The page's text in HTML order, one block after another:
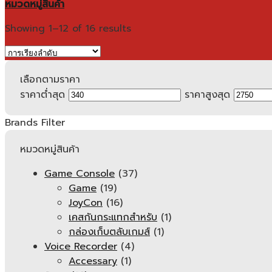
หมวดหมู่สินค้า
Showing 1–12 of 16 results
เลือกตามราคา
ราคาต่ำสุด
ราคาสูงสุด
Brands Filter
หมวดหมู่สินค้า
Game Console (37)
Game (19)
JoyCon (16)
เคสกันกระแทกสำหรับ (1)
กล่องเก็บตลับเกมส์ (1)
Voice Recorder (4)
Accessary (1)